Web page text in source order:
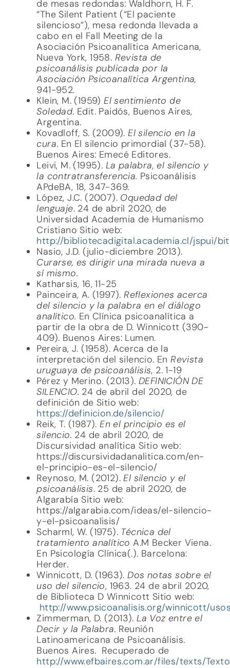
de mesas redondas: Waldhorn, H. F.
“The Silent Patient (“El paciente
silencioso”), mesa redonda llevada a
cabo en el Fall Meeting de la
Asociación Psicoanalítica Americana,
Nueva York, 1958. Revista de
psicoanálisis publicada por la
Asociación Psicoanalítica Argentina,
941-952.
Klein, M. (1959)El sentimiento de
Soledad. Edit. Paidós, Buenos Aires,
Argentina.
Kovadloff, S. (2009).El silencio en la
cura. En El silencio primordial (37-58).
Buenos Aires: Emecé Editores.
Leivi, M. (1995). La palabra, el silencio y
la contratransferencia. Psicoanálisis
APdeBA, 18, 347-369.
López, J.C. (2007). Oquedad del
lenguaje. 24 de abril 2020, de
Universidad Academia de Humanismo
Cristiano Sitio web:
http://bibliotecadigital.academia.cl/jspui/
Nasio, J.D. (julio-diciembre 2013).
Curarse, es dirigir una mirada nueva a
sí mismo.
Katharsis, 16, 11-25
Painceira, A. (1997).Reflexiones acerca
del silencio y la palabra en el diálogo
analítico. En Clínica psicoanalítica a
partir de la obra de D. Winnicott (390-
409). Buenos Aires: Lumen.
Pereira, J. (1958). Acerca de la
interpretación del silencio. EnRevista
uruguaya de psicoanálisis, 2. 1-19
Pérez y Merino. (2013). DEFINICIÓN DE
SILENCIO. 24 de abril del 2020, de
definición de Sitio web:
https://definicion.de/silencio/
Reik, T. (1987).En el principio es el
silencio. 24 de abril 2020, de
Discursividad analítica Sitio web:
https://discursividadanalitica.com/en-
el-principio-es-el-silencio/
Reynoso, M. (2012).El silencio y el
psicoanálisis. 25 de abril 2020, de
Algarabía Sitio web:
https://algarabia.com/ideas/el-silencio-
y-el-psicoanalisis/
Scharml, W. (1975). Técnica del
tratamiento analíticoA.M Becker Viena.
En Psicología Clínica(.). Barcelona:
Herder.
Winnicott, D. (1963).Dos notas sobre el
uso del silencio, 1963. 24 de abril 2020,
de Biblioteca D Winnicott Sitio web:
http://www.psicoanalisis.org/winnicott/
Zimmerman, D. (2013).La Voz entre el
Decir y la Palabra. Reunión
Latinoamericana de Psicoanálisis.
Buenos Aires. Recuperado de
http://www.efbaires.com.ar/files/texts/